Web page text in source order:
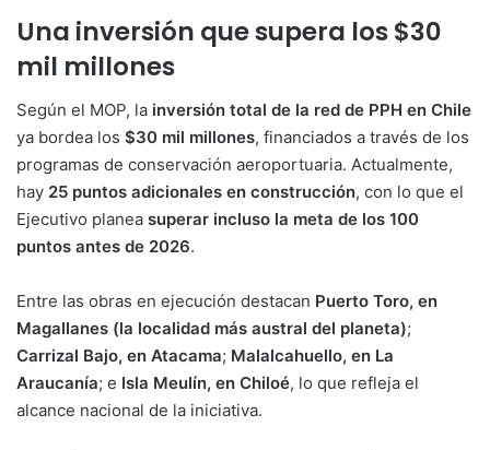
Una inversión que supera los $30
mil millones
Según el MOP, la inversión total de la red de PPH en Chile
ya bordea los $30 mil millones, financiados a través de los
programas de conservación aeroportuaria. Actualmente,
hay 25 puntos adicionales en construcción, con lo que el
Ejecutivo planea superar incluso la meta de los 100
puntos antes de 2026.
Entre las obras en ejecución destacan Puerto Toro, en
Magallanes (la localidad más austral del planeta);
Carrizal Bajo, en Atacama; Malalcahuello, en La
Araucanía; e Isla Meulín, en Chiloé, lo que refleja el
alcance nacional de la iniciativa.